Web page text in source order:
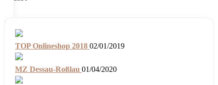
TOP Onlineshop 2018 02/01/2019
MZ Dessau-Roßlau 01/04/2020